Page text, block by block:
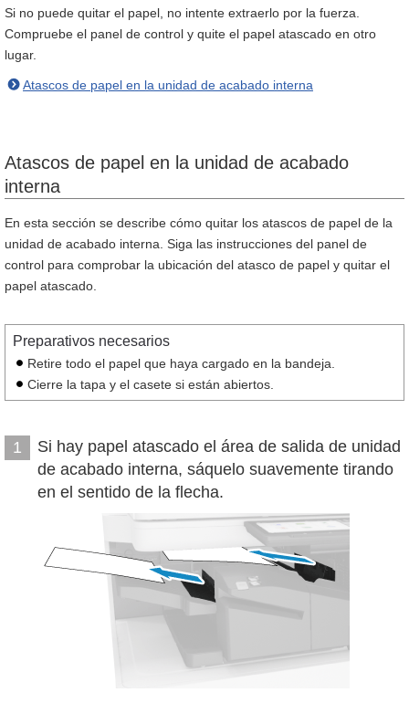
Si no puede quitar el papel, no intente extraerlo por la fuerza.
Compruebe el panel de control y quite el papel atascado en otro
lugar.
Atascos de papel en la unidad de acabado interna
Atascos de papel en la unidad de acabado
interna
En esta sección se describe cómo quitar los atascos de papel de la
unidad de acabado interna. Siga las instrucciones del panel de
control para comprobar la ubicación del atasco de papel y quitar el
papel atascado.
Preparativos necesarios
Retire todo el papel que haya cargado en la bandeja.
Cierre la tapa y el casete si están abiertos.
1
Si hay papel atascado el área de salida de unidad
de acabado interna, sáquelo suavemente tirando
en el sentido de la flecha.